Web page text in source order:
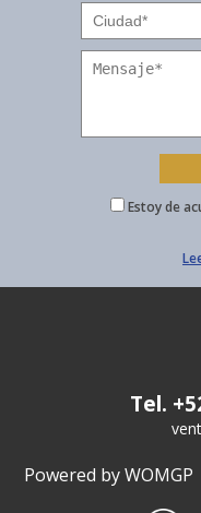
Estoy de
Tel.
Powered by WOMGP